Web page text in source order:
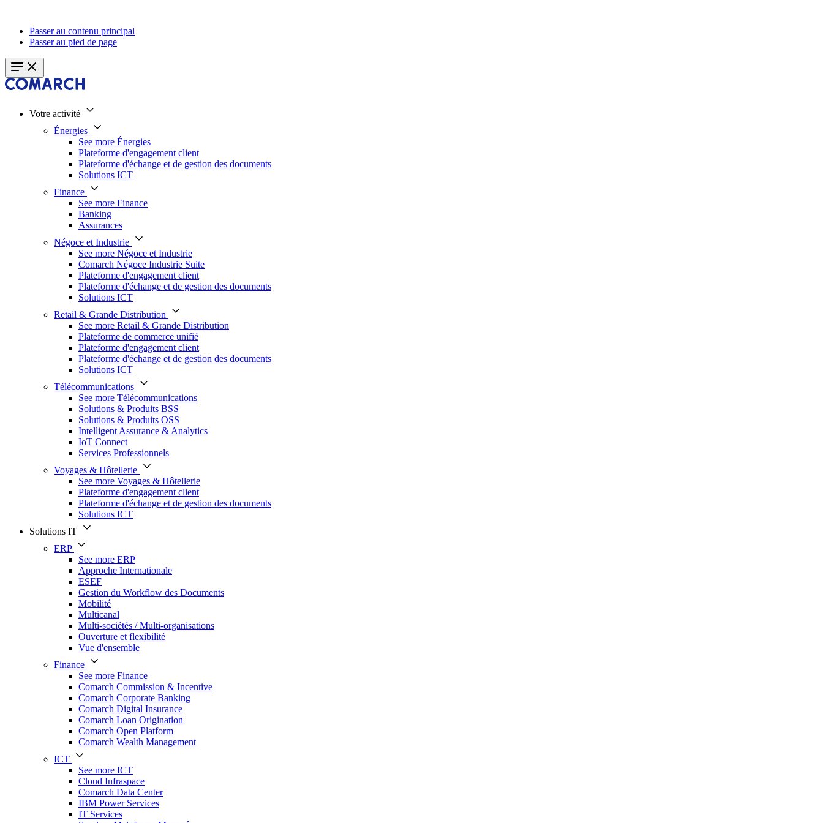
Passer au contenu principal
Passer au pied de page
Votre activité
Énergies
See more Énergies
Plateforme d'engagement client
Plateforme d'échange et de gestion des documents
Solutions ICT
Finance
See more Finance
Banking
Assurances
Négoce et Industrie
See more Négoce et Industrie
Comarch Négoce Industrie Suite
Plateforme d'engagement client
Plateforme d'échange et de gestion des documents
Solutions ICT
Retail & Grande Distribution
See more Retail & Grande Distribution
Plateforme de commerce unifié
Plateforme d'engagement client
Plateforme d'échange et de gestion des documents
Solutions ICT
Télécommunications
See more Télécommunications
Solutions & Produits BSS
Solutions & Produits OSS
Intelligent Assurance & Analytics
IoT Connect
Services Professionnels
Voyages & Hôtellerie
See more Voyages & Hôtellerie
Plateforme d'engagement client
Plateforme d'échange et de gestion des documents
Solutions ICT
Solutions IT
ERP
See more ERP
Approche Internationale
ESEF
Gestion du Workflow des Documents
Mobilité
Multicanal
Multi-sociétés / Multi-organisations
Ouverture et flexibilité
Vue d'ensemble
Finance
See more Finance
Comarch Commission & Incentive
Comarch Corporate Banking
Comarch Digital Insurance
Comarch Loan Origination
Comarch Open Platform
Comarch Wealth Management
ICT
See more ICT
Cloud Infraspace
Comarch Data Center
IBM Power Services
IT Services